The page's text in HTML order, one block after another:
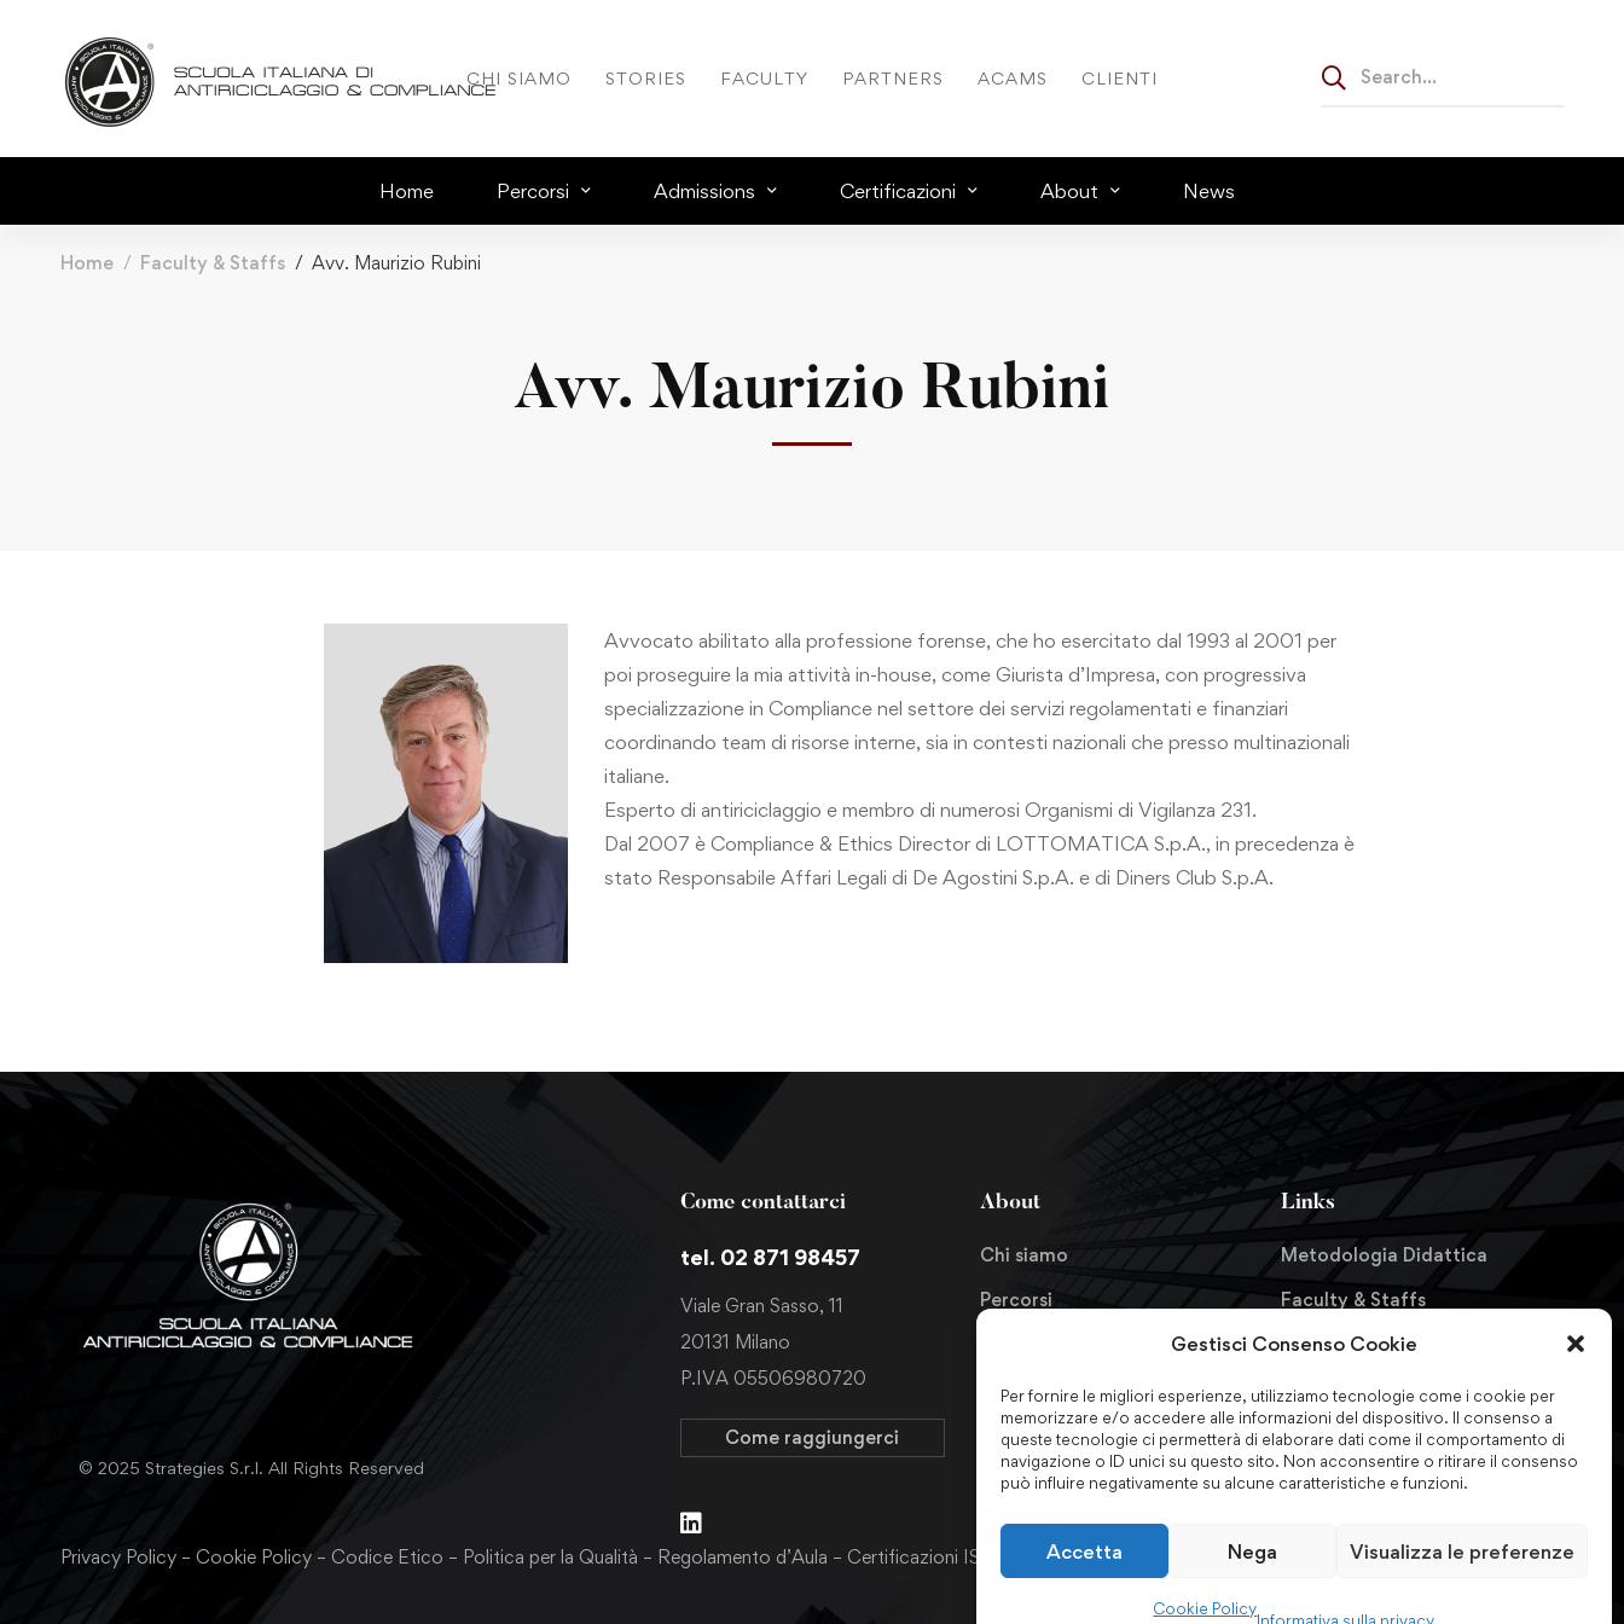
Gestisci Consenso Cookie
Per fornire le migliori esperienze, utilizziamo tecnologie come i cookie per
memorizzare e/o accedere alle informazioni del dispositivo. Il consenso a
queste tecnologie ci permetterà di elaborare dati come il comportamento di
navigazione o ID unici su questo sito. Non acconsentire o ritirare il consenso
può influire negativamente su alcune caratteristiche e funzioni.
Accetta Nega Visualizza le preferenze
Cookie Policy
CHI SIAMO STORIES FACULTY PARTNERS ACAMS CLIENTI
Home Percorsi Admissions Certificazioni About News
Home Faculty & Staffs Avv. Maurizio Rubini
Avv. Maurizio Rubini
Avvocato abilitato alla professione forense, che ho esercitato dal 1993 al 2001 per
poi proseguire la mia attività in-house, come Giurista d’Impresa, con progressiva
specializzazione in Compliance nel settore dei servizi regolamentati e finanziari
coordinando team di risorse interne, sia in contesti nazionali che presso multinazionali
italiane.
Esperto di antiriciclaggio e membro di numerosi Organismi di Vigilanza 231.
Dal 2007 è Compliance & Ethics Director di LOTTOMATICA S.p.A., in precedenza è
stato Responsabile Affari Legali di De Agostini S.p.A. e di Diners Club S.p.A.
© 2025 Strategies S.r.l. All Rights Reserved
Come contattarci
tel. 02 871 98457
Viale Gran Sasso, 11
20131 Milano
P.IVA 05506980720
Come raggiungerci
About
Chi siamo
Percorsi
Richiedi informazioni
Links
Metodologia Didattica
Faculty & Staffs
Formazione finanziata
Certificazioni & Associazioni
Forum Nazionale
Antiriciclaggio
Privacy Policy – Cookie Policy – Codice Etico – Politica per la Qualità – Regolamento d’Aula – Certificazioni ISO